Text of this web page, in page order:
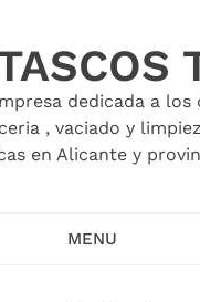
dedicada a los
, vaciado y
en Alicante y
MENU